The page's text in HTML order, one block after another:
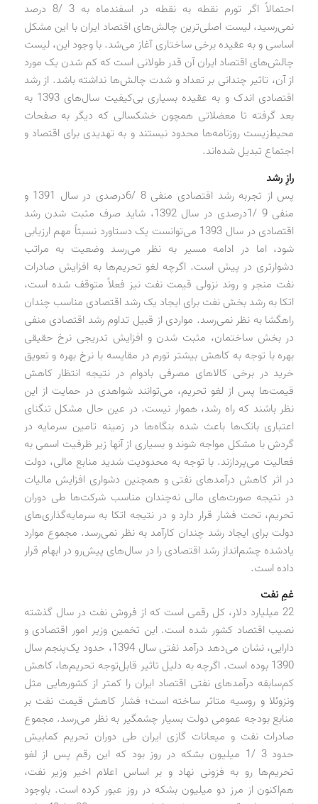
احتمالاً اگر تورم نقطه به نقطه در اسفندماه به 3 /8 درصد
نمی‌رسید، لیست اصلی‌ترین چالش‌های اقتصاد ایران با این مشکل
اساسی و به عقیده برخی ساختاری آغاز می‌شد. با وجود این، لیست
چالش‌های اقتصاد ایران آن قدر طولانی است که کم شدن یک مورد
از آن، تاثیر چندانی بر تعداد و شدت چالش‌ها نداشته باشد. از رشد
اقتصادی اندک و به عقیده بسیاری بی‌کیفیت سال‌های 1393 به
بعد گرفته تا معضلاتی همچون خشکسالی که دیگر به صفحات
محیط‌زیست روزنامه‌ها محدود نیستند و به تهدیدی برای اقتصاد و
اجتماع تبدیل شده‌اند.
رازِ رشد
پس از تجربه رشد اقتصادی منفی 8 /6درصدی در سال 1391 و
منفی 9 /1‌درصدی در سال 1392، شاید صرف مثبت شدن رشد
اقتصادی در سال 1393 می‌توانست یک دستاورد نسبتاً مهم ارزیابی
شود، اما در ادامه مسیر به نظر می‌رسد وضعیت به مراتب
دشوارتری در پیش است. اگرچه لغو تحریم‌ها به افزایش صادرات
نفت منجر و روند نزولی قیمت نفت نیز فعلاً متوقف شده است،
اتکا به رشد بخش نفت برای ایجاد یک رشد اقتصادی مناسب چندان
راهگشا به نظر نمی‌رسد. مواردی از قبیل تداوم رشد اقتصادی منفی
در بخش ساختمان، مثبت شدن و افزایش تدریجی نرخ حقیقی
بهره با توجه به کاهش بیشتر تورم در مقایسه با نرخ بهره و تعویق
خرید در برخی کالاهای مصرفی بادوام در نتیجه انتظار کاهش
قیمت‌ها پس از لغو تحریم، می‌توانند شواهدی در حمایت از این
نظر باشند که راه رشد، هموار نیست. در عین حال مشکل تنگنای
اعتباری بانک‌ها باعث شده بنگاه‌ها در زمینه تامین سرمایه‌ در
گردش با مشکل مواجه شوند و بسیاری از آنها زیر ظرفیت اسمی به
فعالیت می‌پردازند. با توجه به محدودیت شدید منابع مالی، دولت
در اثر کاهش درآمدهای نفتی و همچنین دشواری افزایش مالیات
در نتیجه صورت‌های مالی نه‌چندان مناسب شرکت‌ها طی دوران
تحریم، تحت فشار قرار دارد و در نتیجه اتکا به سرمایه‌گذاری‌های
دولت برای ایجاد رشد چندان کارآمد به نظر نمی‌رسد. مجموع موارد
یادشده چشم‌انداز رشد اقتصادی را در سال‌های پیش‌رو در ابهام قرار
داده است.
غمِ نفت
22 میلیارد دلار، کل رقمی است که از فروش نفت در سال گذشته
نصیب اقتصاد کشور شده است. این تخمین وزیر امور اقتصادی و
دارایی، نشان می‌دهد درآمد نفتی سال 1394، حدود یک‌پنجم سال
1390 بوده است. اگرچه به دلیل تاثیر قابل‌توجه تحریم‌ها، کاهش
کم‌سابقه درآمدهای نفتی اقتصاد ایران را کمتر از کشورهایی مثل
ونزوئلا و روسیه متاثر ساخته است؛ فشار کاهش قیمت نفت بر
منابع بودجه عمومی دولت بسیار چشمگیر به نظر می‌رسد. مجموع
صادرات نفت و میعانات گازی ایران طی دوران تحریم کمابیش
حدود 3 /1 میلیون بشکه در روز بود که این رقم پس از لغو
تحریم‌ها رو به فزونی نهاد و بر اساس اعلام اخیر وزیر نفت،
هم‌اکنون از مرز دو میلیون بشکه در روز عبور کرده است. باوجود